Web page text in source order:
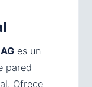
es un
pared
Ofrece